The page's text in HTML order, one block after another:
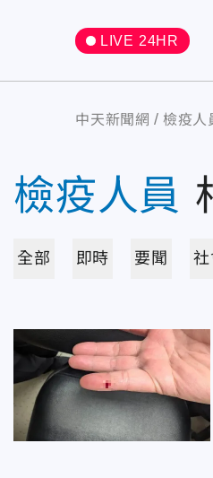
LIVE 24HR
中天新聞網 檢疫人
檢疫人員
全部 即時 要聞 社